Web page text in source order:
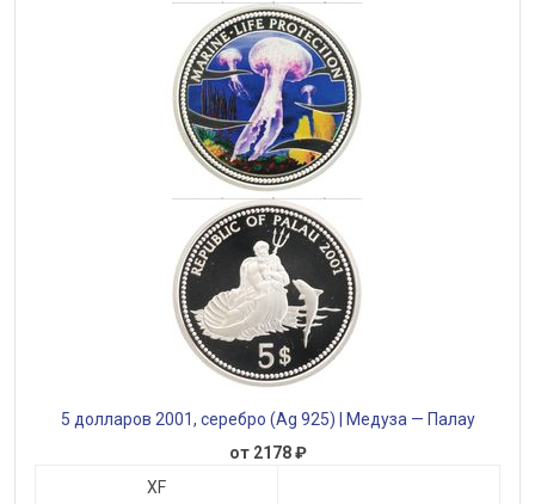
5 долларов 2001, серебро (Ag 925) | Медуза — Палау
от 2178 ₽
XF